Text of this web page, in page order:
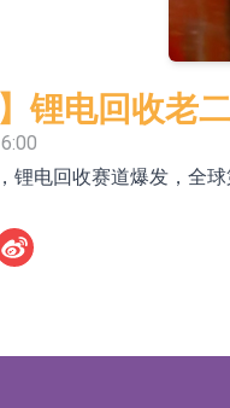
元隔夜平均指数挂钩债
】港股跌幅榜前十，融信
】港股涨幅榜前十，生
景顺长城全球半导体芯
】锂电回收老
锂电回收赛道爆发，全